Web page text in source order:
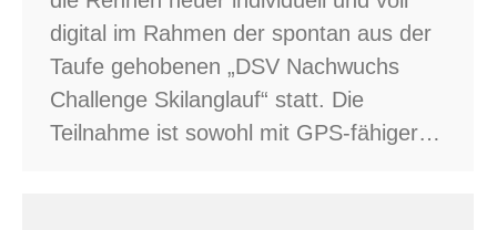
digital im Rahmen der spontan aus der
Taufe gehobenen „DSV Nachwuchs
Challenge Skilanglauf“ statt. Die
Teilnahme ist sowohl mit GPS-fähiger…